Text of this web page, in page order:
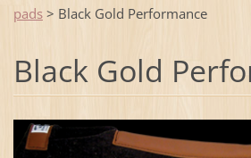
pads > Black Gold Performance
Black Gold